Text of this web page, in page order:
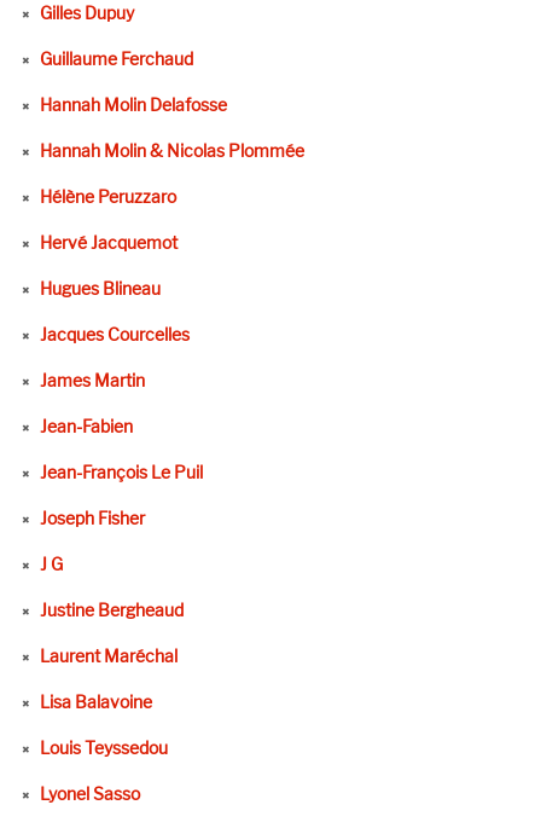
Gilles Dupuy
Guillaume Ferchaud
Hannah Molin Delafosse
Hannah Molin & Nicolas Plommée
Hélène Peruzzaro
Hervé Jacquemot
Hugues Blineau
Jacques Courcelles
James Martin
Jean-Fabien
Jean-François Le Puil
Joseph Fisher
J G
Justine Bergheaud
Laurent Maréchal
Lisa Balavoine
Louis Teyssedou
Lyonel Sasso